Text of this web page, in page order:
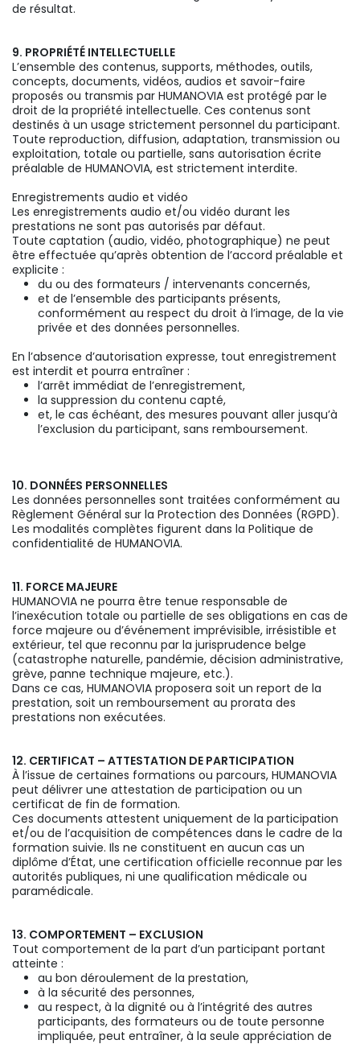
de résultat.
9. PROPRIÉTÉ INTELLECTUELLE
L’ensemble des contenus, supports, méthodes, outils,
concepts, documents, vidéos, audios et savoir-faire
proposés ou transmis par HUMANOVIA est protégé par le
droit de la propriété intellectuelle. Ces contenus sont
destinés à un usage strictement personnel du participant.
Toute reproduction, diffusion, adaptation, transmission ou
exploitation, totale ou partielle, sans autorisation écrite
préalable de HUMANOVIA, est strictement interdite.
Enregistrements audio et vidéo
Les enregistrements audio et/ou vidéo durant les
prestations ne sont pas autorisés par défaut.
Toute captation (audio, vidéo, photographique) ne peut
être effectuée qu’après obtention de l’accord préalable et
explicite :
du ou des formateurs / intervenants concernés,
et de l’ensemble des participants présents,
conformément au respect du droit à l’image, de la vie
privée et des données personnelles.
En l’absence d’autorisation expresse, tout enregistrement
est interdit et pourra entraîner :
l’arrêt immédiat de l’enregistrement,
la suppression du contenu capté,
et, le cas échéant, des mesures pouvant aller jusqu’à
l’exclusion du participant, sans remboursement.
10. DONNÉES PERSONNELLES
Les données personnelles sont traitées conformément au
Règlement Général sur la Protection des Données (RGPD).
Les modalités complètes figurent dans la Politique de
confidentialité de HUMANOVIA.
11. FORCE MAJEURE
HUMANOVIA ne pourra être tenue responsable de
l’inexécution totale ou partielle de ses obligations en cas de
force majeure ou d’événement imprévisible, irrésistible et
extérieur, tel que reconnu par la jurisprudence belge
(catastrophe naturelle, pandémie, décision administrative,
grève, panne technique majeure, etc.).
Dans ce cas, HUMANOVIA proposera soit un report de la
prestation, soit un remboursement au prorata des
prestations non exécutées.
12. CERTIFICAT – ATTESTATION DE PARTICIPATION
À l’issue de certaines formations ou parcours, HUMANOVIA
peut délivrer une attestation de participation ou un
certificat de fin de formation.
Ces documents attestent uniquement de la participation
et/ou de l’acquisition de compétences dans le cadre de la
formation suivie. Ils ne constituent en aucun cas un
diplôme d’État, une certification officielle reconnue par les
autorités publiques, ni une qualification médicale ou
paramédicale.
13. COMPORTEMENT – EXCLUSION
Tout comportement de la part d’un participant portant
atteinte :
au bon déroulement de la prestation,
à la sécurité des personnes,
au respect, à la dignité ou à l’intégrité des autres
participants, des formateurs ou de toute personne
impliquée, peut entraîner, à la seule appréciation de